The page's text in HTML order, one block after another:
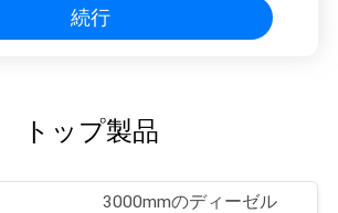
続行
トップ製品
3000mmのディーゼル